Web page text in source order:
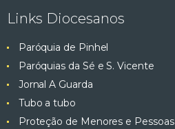
Links Diocesanos
Paróquia de Pinhel
Paróquias da Sé e S. Vicente
Jornal A Guarda
Tubo a tubo
Proteção de Menores e Pessoas